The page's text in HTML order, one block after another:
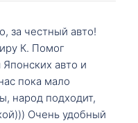
за честный авто!
К. Помог
авто и
пока мало
народ подходит,
Очень удобный